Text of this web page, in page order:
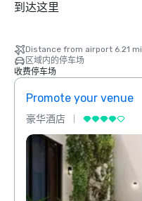
到达这里
Distance from airport 6.21 mi
区域内的停车场
收费停车场
Promote your venue
豪华酒店